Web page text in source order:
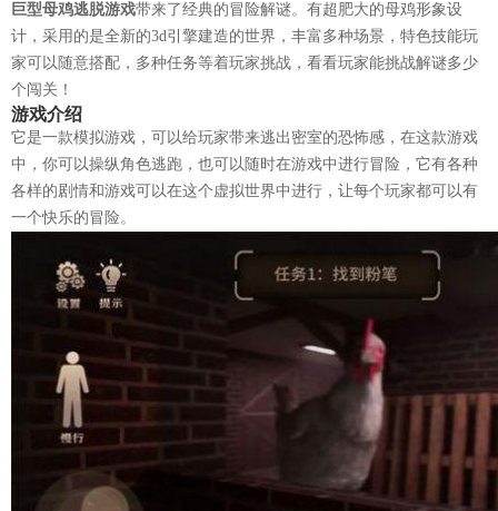
巨型母鸡逃脱游戏带来了经典的冒险解谜。有超肥大的母鸡形象设
计，采用的是全新的3d引擎建造的世界，丰富多种场景，特色技能玩
家可以随意搭配，多种任务等着玩家挑战，看看玩家能挑战解谜多少
个闯关！
游戏介绍
它是一款模拟游戏，可以给玩家带来逃出密室的恐怖感，在这款游戏
中，你可以操纵角色逃跑，也可以随时在游戏中进行冒险，它有各种
各样的剧情和游戏可以在这个虚拟世界中进行，让每个玩家都可以有
一个快乐的冒险。